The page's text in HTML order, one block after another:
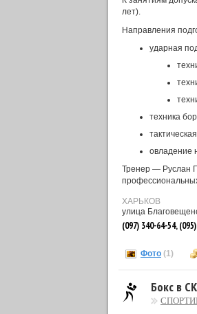
лет).
Направления
ударная
техника
овладение
Тренер — Руслан
ХАРЬКОВ
улица
(097) 340-64-54,
Фото (1)
Бокс в